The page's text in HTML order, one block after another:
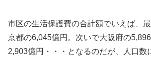
市区の生活保護費の合計額でいえば、
京都の6,045億円。次いで大阪府の
2,903億円・・・となるのだが、人口数